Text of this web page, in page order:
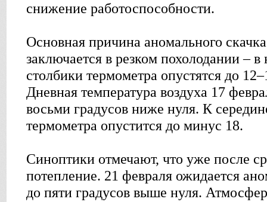
снижение работоспособности.
Основная причина аномального
заключается в резком похолодании – в
столбики термометра опустятся до
Дневная температура воздуха 17
восьми градусов ниже нуля. К
термометра опустится до минус 18.
Синоптики отмечают, что уже после
потепление. 21 февраля ожидается
до пяти градусов выше нуля.